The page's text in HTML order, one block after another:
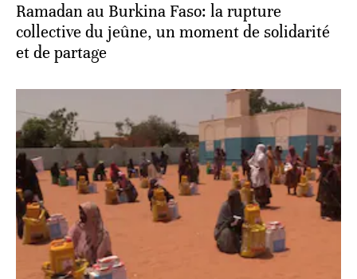
Ramadan au Burkina Faso: la rupture
collective du jeûne, un moment de solidarité
et de partage